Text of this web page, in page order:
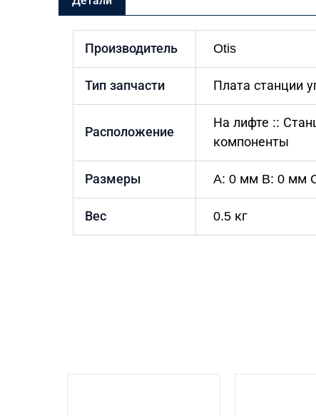
Производитель Otis
Тип запчасти Плата станции
Расположение
На лифте ::
компоненты
Размеры A: 0 мм B: 0 мм
Вес 0.5 кг